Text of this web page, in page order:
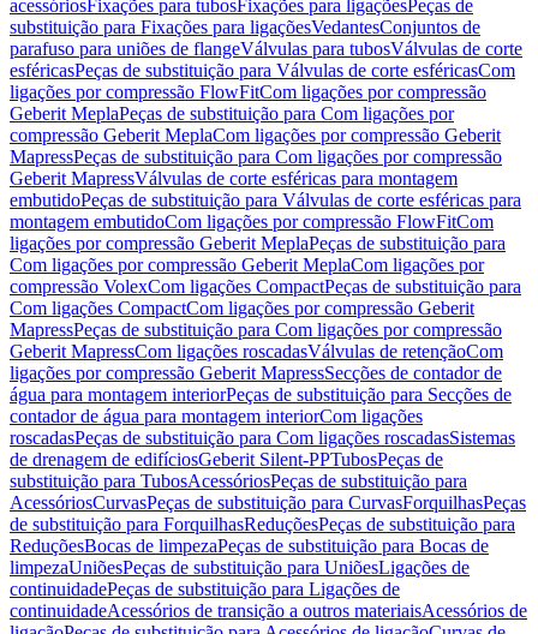
acessóriosFixações para tubosFixações para ligaçõesPeças de
substituição para Fixações para ligaçõesVedantesConjuntos de
parafuso para uniões de flangeVálvulas para tubosVálvulas de corte
esféricasPeças de substituição para Válvulas de corte esféricasCom
ligações por compressão FlowFitCom ligações por compressão
Geberit MeplaPeças de substituição para Com ligações por
compressão Geberit MeplaCom ligações por compressão Geberit
MapressPeças de substituição para Com ligações por compressão
Geberit MapressVálvulas de corte esféricas para montagem
embutidoPeças de substituição para Válvulas de corte esféricas para
montagem embutidoCom ligações por compressão FlowFitCom
ligações por compressão Geberit MeplaPeças de substituição para
Com ligações por compressão Geberit MeplaCom ligações por
compressão VolexCom ligações CompactPeças de substituição para
Com ligações CompactCom ligações por compressão Geberit
MapressPeças de substituição para Com ligações por compressão
Geberit MapressCom ligações roscadasVálvulas de retençãoCom
ligações por compressão Geberit MapressSecções de contador de
água para montagem interiorPeças de substituição para Secções de
contador de água para montagem interiorCom ligações
roscadasPeças de substituição para Com ligações roscadasSistemas
de drenagem de edifíciosGeberit Silent-PPTubosPeças de
substituição para TubosAcessóriosPeças de substituição para
AcessóriosCurvasPeças de substituição para CurvasForquilhasPeças
de substituição para ForquilhasReduçõesPeças de substituição para
ReduçõesBocas de limpezaPeças de substituição para Bocas de
limpezaUniõesPeças de substituição para UniõesLigações de
continuidadePeças de substituição para Ligações de
continuidadeAcessórios de transição a outros materiaisAcessórios de